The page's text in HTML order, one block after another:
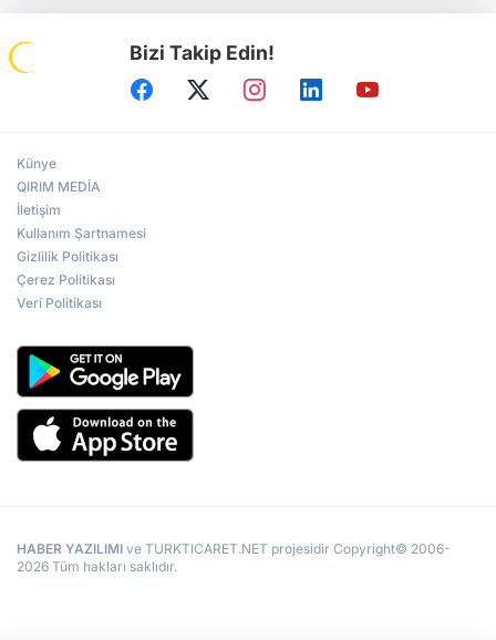
Bizi Takip Edin!
Künye
QIRIM MEDİA
İletişim
Kullanım Şartnamesi
Gizlilik Politikası
Çerez Politikası
Veri Politikası
HABER YAZILIMI ve TURKTICARET.NET projesidir Copyright© 2006-
2026 Tüm hakları saklıdır.